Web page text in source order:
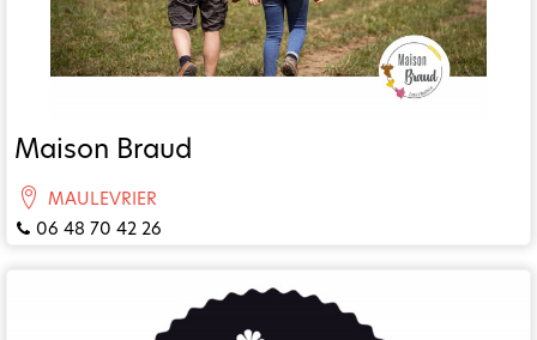
Maison Braud
MAULEVRIER
06 48 70 42 26